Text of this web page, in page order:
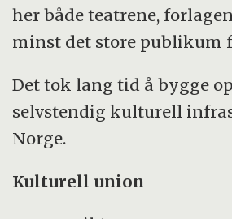
her både teatrene,
minst det store publikum
Det tok lang tid å bygge
selvstendig kulturell
Norge.
Kulturell union